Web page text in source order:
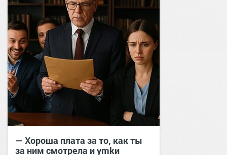
— Хороша плата за то, как ты
за ним смотрела и уmkи